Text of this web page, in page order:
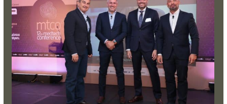
and
right
arrow
keys
to
access